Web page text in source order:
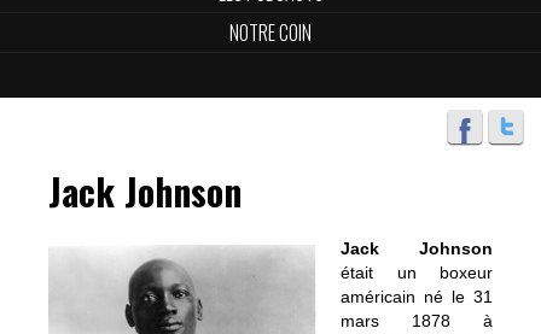
NOTRE COIN
Jack Johnson
Jack Johnson
était un boxeur
américain né le 31
mars 1878 à